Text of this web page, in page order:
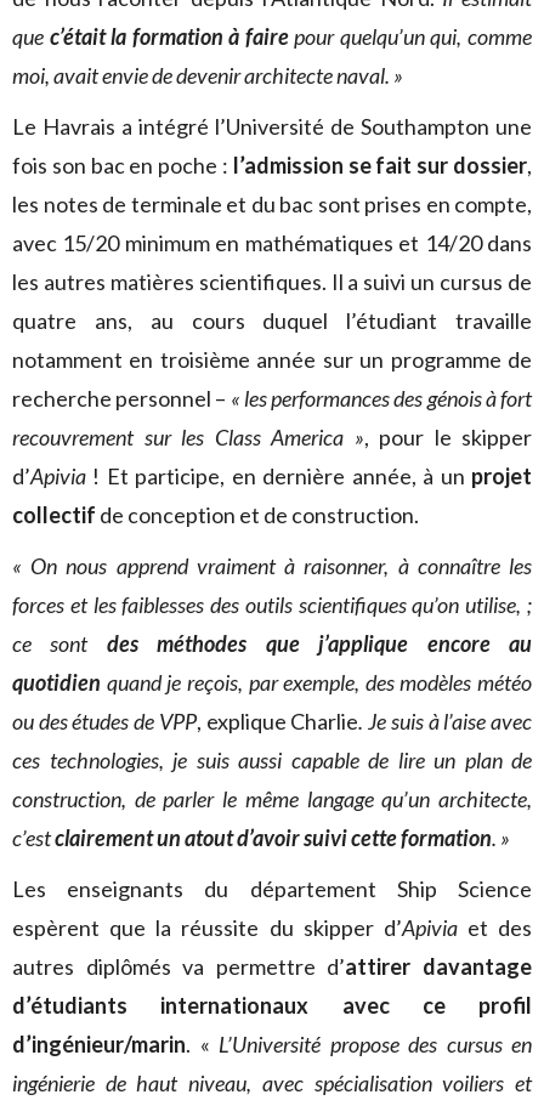
que c’était la formation à fairepour quelqu’un qui, comme
moi, avait envie de devenir architecte naval. »
Le Havrais a intégré l’Université de Southampton une
fois son bac en poche : l’admission se fait sur dossier,
les notes de terminale et du bac sont prises en compte,
avec 15/20 minimum en mathématiques et 14/20 dans
les autres matières scientifiques. Il a suivi un cursus de
quatre ans, au cours duquel l’étudiant travaille
notamment en troisième année sur un programme de
recherche personnel – « les performances des génois à fort
recouvrement sur les Class America », pour le skipper
d’Apivia ! Et participe, en dernière année, à un projet
collectif de conception et de construction.
« On nous apprend vraiment à raisonner, à connaître les
forces et les faiblesses des outils scientifiques qu’on utilise, ;
ce sont des méthodes que j’applique encore au
quotidien quand je reçois, par exemple, des modèles météo
ou des études de VPP, explique Charlie. Je suis à l’aise avec
ces technologies, je suis aussi capable de lire un plan de
construction, de parler le même langage qu’un architecte,
c’estclairement un atout d’avoir suivi cette formation. »
Les enseignants du département Ship Science
espèrent que la réussite du skipper d’Apiviaet des
autres diplômés va permettre d’attirer davantage
d’étudiants internationaux avec ce profil
d’ingénieur/marin. « L’Université propose des cursus en
ingénierie de haut niveau, avec spécialisationvoiliers et